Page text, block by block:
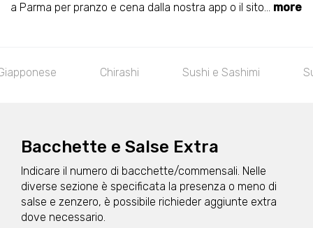
a Parma per pranzo e cena dalla nostra app o il sito... more
Sushi e Sashimi Sushi Bigné (8 pezzi)
Bacchette e Salse Extra
Indicare il numero di bacchette/commensali. Nelle
diverse sezione è specificata la presenza o meno di
salse e zenzero, è possibile richieder aggiunte extra
dove necessario.